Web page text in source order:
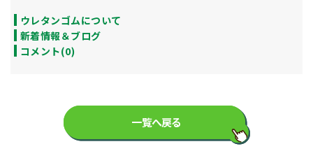
ウレタンゴムについて
新着情報＆ブログ
コメント(0)
一覧へ戻る